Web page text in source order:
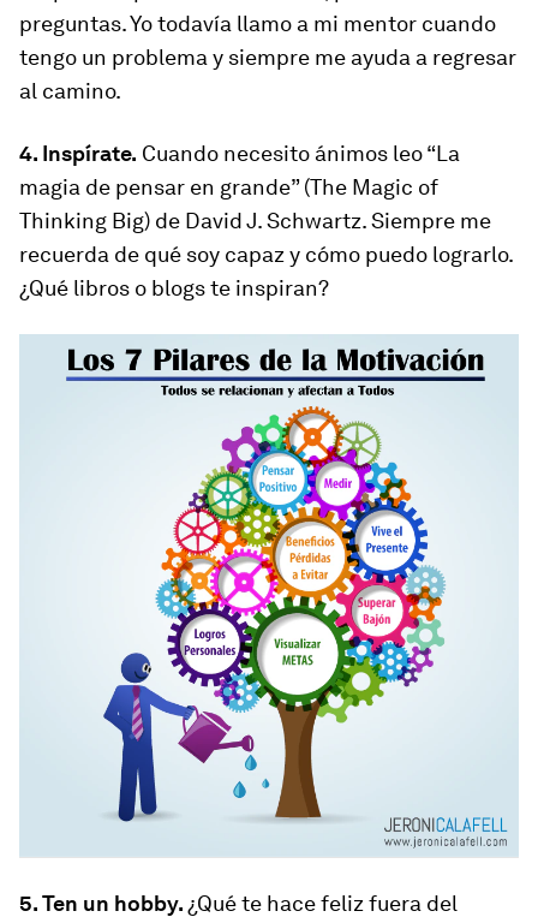
preguntas. Yo todavía llamo a mi mentor cuando
tengo un problema y siempre me ayuda a regresar
al camino.
4. Inspírate. Cuando necesito ánimos leo “La
magia de pensar en grande” (The Magic of
Thinking Big) de David J. Schwartz. Siempre me
recuerda de qué soy capaz y cómo puedo lograrlo.
¿Qué libros o blogs te inspiran?
5. Ten un hobby. ¿Qué te hace feliz fuera del